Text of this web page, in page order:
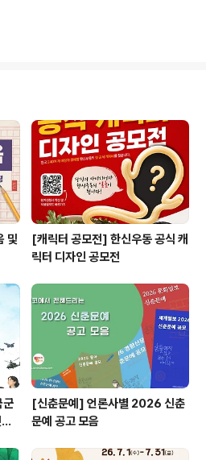
년 4월 20일(월)
이블카에서 보내는
왕피천 공원 코스 ◎
전경- 왕피천 공원
리움, 곤충여행관, 안
초 이상 60초이..
및
[캐릭터 공모전] 한신우동 공식 캐
릭터 디자인 공모전
군
[신춘문예] 언론사별 2026 신춘
문예 공고 모음